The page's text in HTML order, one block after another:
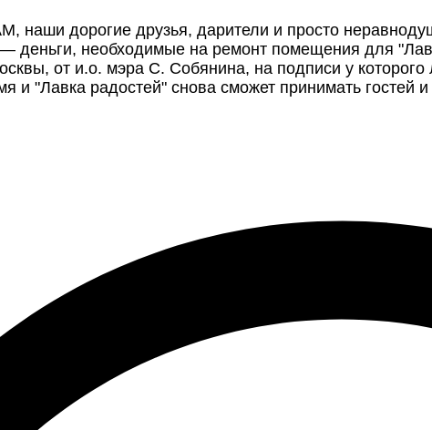
наши дорогие друзья, дарители и просто
деньги, необходимые на ремонт помещения для
от и.о. мэра С. Собянина, на подписи у
и "Лавка радостей" снова сможет принимать гостей